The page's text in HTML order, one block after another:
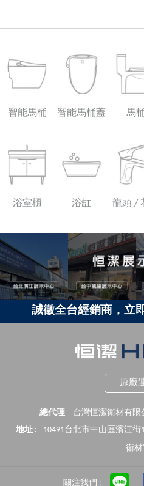
智能馬桶 智能馬桶蓋 馬
浴室櫃 浴缸 龍頭 /
誠徵全台經銷商，立
原廠
總代理
台灣恒潔衛材有限
地址 :
10491台北市中山區濱江街
衛
關注我們 :